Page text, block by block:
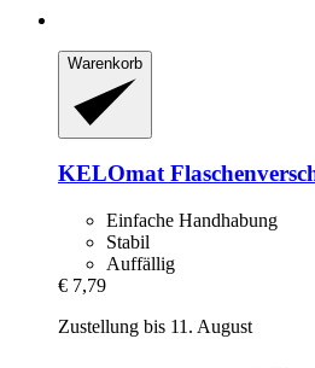
Warenkorb
KELOmat
Einfache Handhabung
Stabil
Auffällig
€ 7,79
Zustellung bis 11. August